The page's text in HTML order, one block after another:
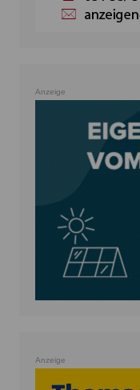
Anzeige
Anzeige